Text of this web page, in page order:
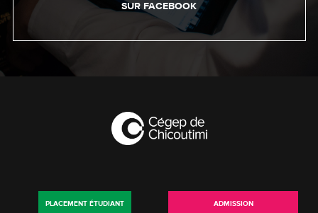
SUR FACEBOOK
PLACEMENT ÉTUDIANT ADMISSION